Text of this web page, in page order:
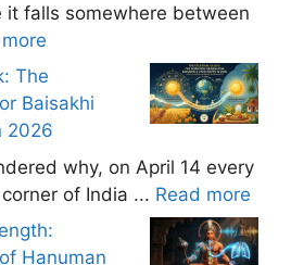
it falls somewhere between
The
Baisakhi
2026
why, on April 14 every
of India ... Read more
Hanuman